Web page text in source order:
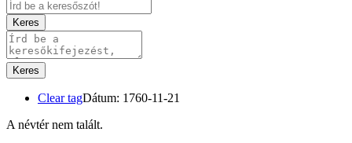
Keres
Keres
Clear tagDátum: 1760-11-21
A névtér nem talált.